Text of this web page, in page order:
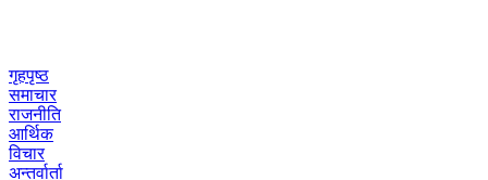
गृहपृष्ठ
समाचार
राजनीति
आर्थिक
विचार
अन्तर्वार्ता